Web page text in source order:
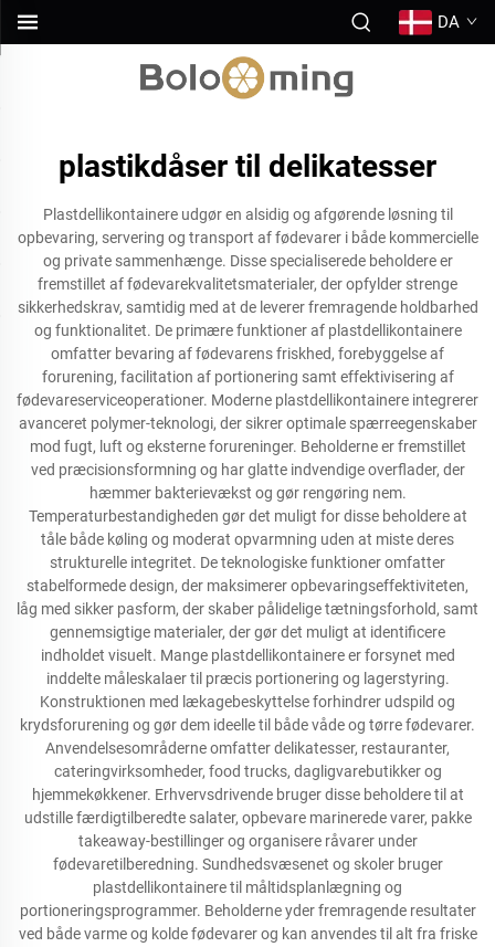
DA
plastikdåser til delikatesser
Plastdellikontainere udgør en alsidig og afgørende løsning til
opbevaring, servering og transport af fødevarer i både kommercielle
og private sammenhænge. Disse specialiserede beholdere er
fremstillet af fødevarekvalitetsmaterialer, der opfylder strenge
sikkerhedskrav, samtidig med at de leverer fremragende holdbarhed
og funktionalitet. De primære funktioner af plastdellikontainere
omfatter bevaring af fødevarens friskhed, forebyggelse af
forurening, facilitation af portionering samt effektivisering af
fødevareserviceoperationer. Moderne plastdellikontainere integrerer
avanceret polymer-teknologi, der sikrer optimale spærreegenskaber
mod fugt, luft og eksterne forureninger. Beholderne er fremstillet
ved præcisionsformning og har glatte indvendige overflader, der
hæmmer bakterievækst og gør rengøring nem.
Temperaturbestandigheden gør det muligt for disse beholdere at
tåle både køling og moderat opvarmning uden at miste deres
strukturelle integritet. De teknologiske funktioner omfatter
stabelformede design, der maksimerer opbevaringseffektiviteten,
låg med sikker pasform, der skaber pålidelige tætningsforhold, samt
gennemsigtige materialer, der gør det muligt at identificere
indholdet visuelt. Mange plastdellikontainere er forsynet med
inddelte måleskalaer til præcis portionering og lagerstyring.
Konstruktionen med lækagebeskyttelse forhindrer udspild og
krydsforurening og gør dem ideelle til både våde og tørre fødevarer.
Anvendelsesområderne omfatter delikatesser, restauranter,
cateringvirksomheder, food trucks, dagligvarebutikker og
hjemmekøkkener. Erhvervsdrivende bruger disse beholdere til at
udstille færdigtilberedte salater, opbevare marinerede varer, pakke
takeaway-bestillinger og organisere råvarer under
fødevaretilberedning. Sundhedsvæsenet og skoler bruger
plastdellikontainere til måltidsplanlægning og
portioneringsprogrammer. Beholderne yder fremragende resultater
ved både varme og kolde fødevarer og kan anvendes til alt fra friske